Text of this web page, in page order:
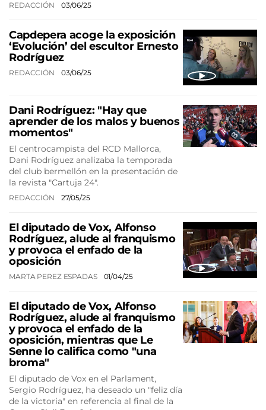
REDACCIÓN 03/06/25
Capdepera acoge la exposición
‘Evolución’ del escultor Ernesto
Rodríguez
REDACCIÓN 03/06/25
Dani Rodríguez: "Hay que
aprender de los malos y buenos
momentos"
El centrocampista del RCD Mallorca,
Dani Rodríguez analizaba la temporada
del club bermellón en la presentación de
la revista "Cartuja 24".
REDACCIÓN 27/05/25
El diputado de Vox, Alfonso
Rodríguez, alude al franquismo
y provoca el enfado de la
oposición
MARTA PEREZ ESPADAS 01/04/25
El diputado de Vox, Alfonso
Rodríguez, alude al franquismo
y provoca el enfado de la
oposición, mientras que Le
Senne lo califica como "una
broma"
El diputado de Vox en el Parlament,
Sergio Rodríguez, ha deseado un "feliz día
de la victoria" en referencia al final de la